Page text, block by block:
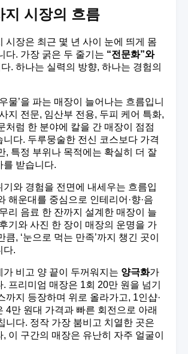
지 시장의 흐름
시장은 최근 몇 년 사이 눈에 띄게 몸
다. 가장 굵은 두 줄기는 “전문화”와
. 하나는 실력의 방향, 하나는 경험의
물’을 파는 매장이 늘어나는 흐름입니
지 전문, 임산부 전용, 두피 케어 특화,
처럼 한 분야에 칼을 간 매장이 점점
니다. 두루뭉술한 전신 코스보다 가격
, 특정 부위나 목적에는 확실히 더 잘
를 받습니다.
기와 경험을 전면에 내세우는 흐름입
해운대를 중심으로 인테리어·향·음
리 음료 한 잔까지 설계한 매장이 늘
기와 사진 한 장이 매장의 운명을 가
큼, ‘눈으로 먹는 만족’까지 챙긴 곳이
다.
가 비고 양 끝이 두꺼워지는 양극화가
프리미엄 매장은 1회 20만 원을 넘기
까지 등장하며 위로 올라가고, 1인샵·
4만 원대 가격과 빠른 회전으로 아래
니다. 정작 가장 붐비고 치열한 곳은
이 구간의 매장은 유난히 자주 얼굴이